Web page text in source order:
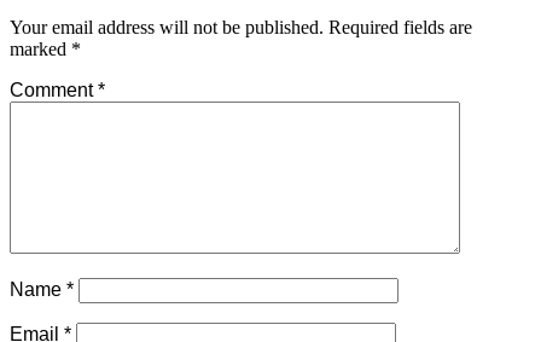
Your email address will not be published. Required fields are
marked *
Comment*
Name *
Email *